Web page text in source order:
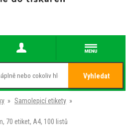
Vyhledat
» Samolepicí etikety »
70 etiket, A4, 100 listů